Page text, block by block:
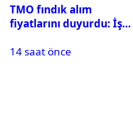
TMO fındık alım
fiyatlarını duyurdu: İşte
fiyatları
14 saat önce